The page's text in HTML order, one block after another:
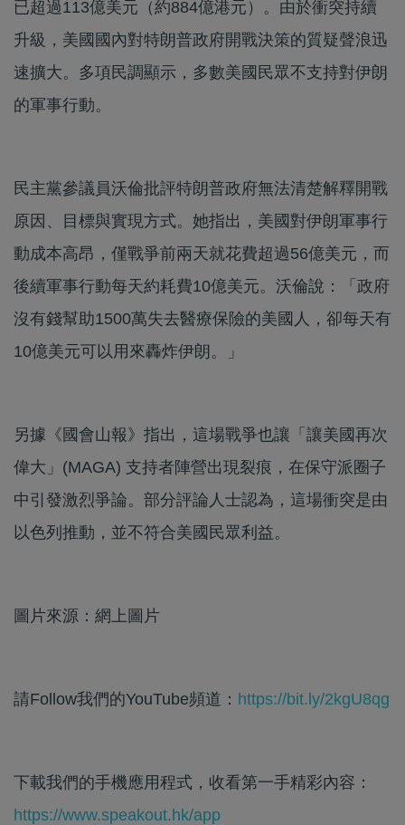
已超過113億美元（約884億港元）。由於衝突持續
升級，美國國內對特朗普政府開戰決策的質疑聲浪迅
速擴大。多項民調顯示，多數美國民眾不支持對伊朗
的軍事行動。
民主黨參議員沃倫批評特朗普政府無法清楚解釋開戰
原因、目標與實現方式。她指出，美國對伊朗軍事行
動成本高昂，僅戰爭前兩天就花費超過56億美元，而
後續軍事行動每天約耗費10億美元。沃倫說：「政府
沒有錢幫助1500萬失去醫療保險的美國人，卻每天有
10億美元可以用來轟炸伊朗。」
另據《國會山報》指出，這場戰爭也讓「讓美國再次
偉大」(MAGA) 支持者陣營出現裂痕，在保守派圈子
中引發激烈爭論。部分評論人士認為，這場衝突是由
以色列推動，並不符合美國民眾利益。
圖片來源：網上圖片
請Follow我們的YouTube頻道： https://bit.ly/2kgU8qg
下載我們的手機應用程式，收看第一手精彩內容：
https://www.speakout.hk/app